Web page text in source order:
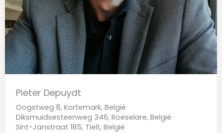
Pieter Depuydt
Oogstweg 8, Kortemark, België
Diksmuidsesteenweg 346, Roeselare, België
Sint-Janstraat 185, Tielt, België